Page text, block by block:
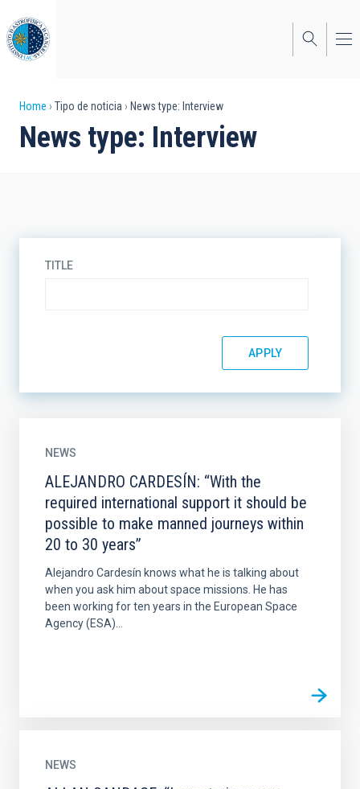
to
main
content
Breadcrumb
Home Tipo de noticia News type: Interview
News type: Interview
TITLE
NEWS
ALEJANDRO CARDESÍN: “With the
required international support it should be
possible to make manned journeys within
20 to 30 years”
Alejandro Cardesín knows what he is talking about
when you ask him about space missions. He has
been working for ten years in the European Space
Agency (ESA)...
NEWS